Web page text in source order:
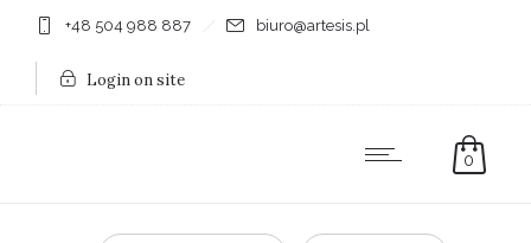
+48 504 988 887 biuro@artesis.pl
Login on site
0